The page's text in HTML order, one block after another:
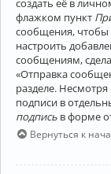
флажком пункт
сообщения, чтобы
настроить
сообщениям,
«Отправка
разделе.
подписи в
подпись в форме
Вернуться к